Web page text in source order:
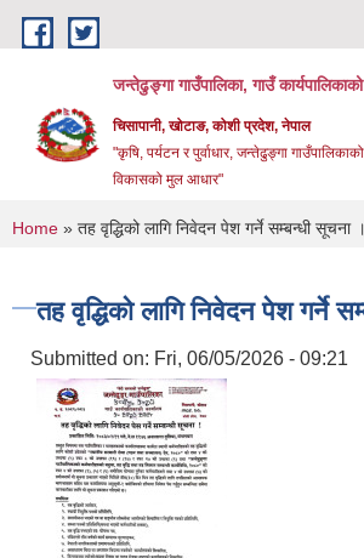
Skip to main content
जन्तेढुङ्गा गाउँपालिका, गाउँ
चिसापानी, खोटाङ, कोशी प्रदेश, नेपाल
"कृषि, पर्यटन र पुर्वाधार, जन्तेढुङ्गा
विकासको मुल आधार"
You are here
Home » तह वृद्धिको लागि निवेदन पेश गर्ने सम्बन्धी सूचना ।
तह वृद्धिको लागि निवेदन पेश गर्ने
Submitted on: Fri, 06/05/2026 - 09:21